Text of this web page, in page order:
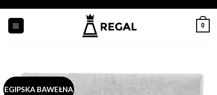
0
EGIPSKA BAWEŁNA